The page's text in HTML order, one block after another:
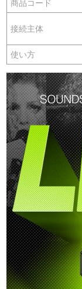
商品コード
接続主体
使い方